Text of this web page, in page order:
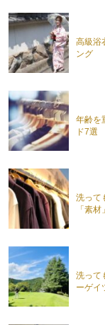
高級浴
ング
年齢を
ド7選
洗って
「素
洗って
ーゲイ